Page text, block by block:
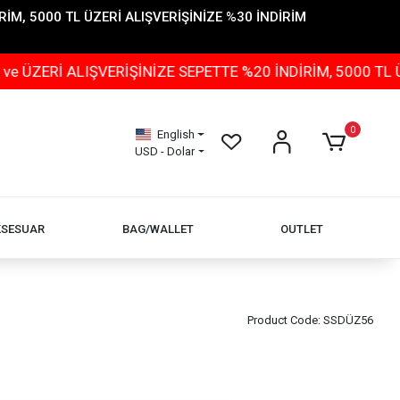
5000 TL ÜZERİ ALIŞVERİŞİNİZE %30 İNDİRİM
ALIŞVERİŞİNİZE SEPETTE %20 İNDİRİM, 5000 TL
English
USD - Dolar
0
BAG/WALLET OUTLET
Product Code: SSDÜZ56